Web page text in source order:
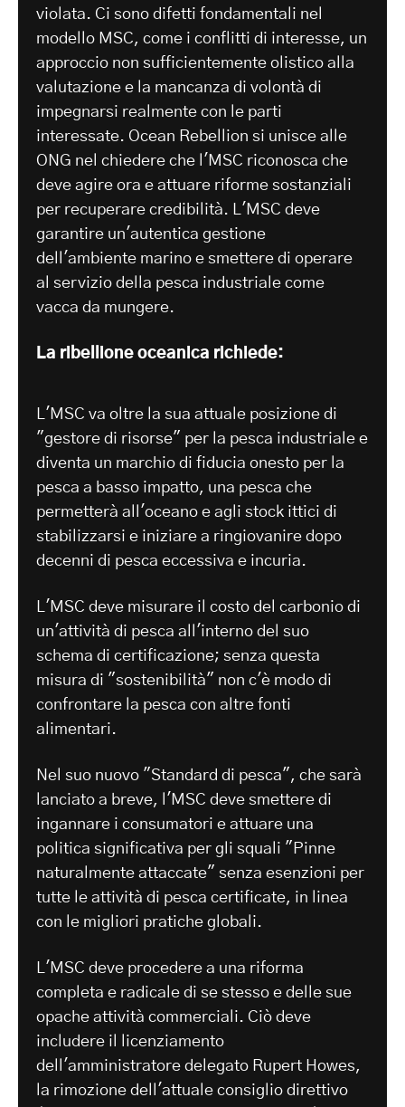
violata. Ci sono difetti fondamentali nel
modello MSC, come i conflitti di interesse, un
approccio non sufficientemente olistico alla
valutazione e la mancanza di volontà di
impegnarsi realmente con le parti
interessate. Ocean Rebellion si unisce alle
ONG nel chiedere che l'MSC riconosca che
deve agire ora e attuare riforme sostanziali
per recuperare credibilità. L'MSC deve
garantire un'autentica gestione
dell'ambiente marino e smettere di operare
al servizio della pesca industriale come
vacca da mungere.
La ribellione oceanica richiede:
L'MSC va oltre la sua attuale posizione di
"gestore di risorse" per la pesca industriale e
diventa un marchio di fiducia onesto per la
pesca a basso impatto, una pesca che
permetterà all'oceano e agli stock ittici di
stabilizzarsi e iniziare a ringiovanire dopo
decenni di pesca eccessiva e incuria.
L'MSC deve misurare il costo del carbonio di
un'attività di pesca all'interno del suo
schema di certificazione; senza questa
misura di "sostenibilità" non c'è modo di
confrontare la pesca con altre fonti
alimentari.
Nel suo nuovo "Standard di pesca", che sarà
lanciato a breve, l'MSC deve smettere di
ingannare i consumatori e attuare una
politica significativa per gli squali "Pinne
naturalmente attaccate" senza esenzioni per
tutte le attività di pesca certificate, in linea
con le migliori pratiche globali.
L'MSC deve procedere a una riforma
completa e radicale di se stesso e delle sue
opache attività commerciali. Ciò deve
includere il licenziamento
dell'amministratore delegato Rupert Howes,
la rimozione dell'attuale consiglio direttivo